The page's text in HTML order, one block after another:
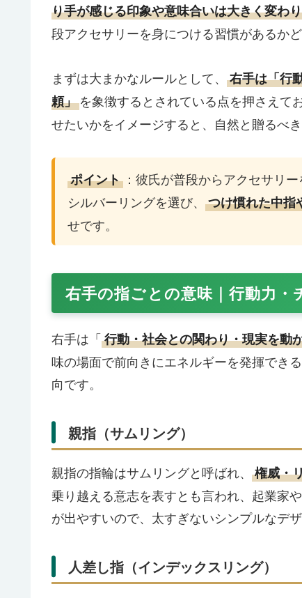
り手が感じる印象や意味合いは大きく変わ
段アクセサリーを身につける習慣があるか
まずは大まかなルールとして、
右手は「行
頼」 を象徴するとされている点を押さえて
せたいかをイメージすると、自然と贈るべき
ポイント ：彼氏が普段からアクセサリ
シルバーリングを選び、
つけ慣れた中指
せです。
右手の指ごとの意味｜行動力・
右手は「行動・社会との関わり・現実を動
味の場面で前向きにエネルギーを発揮でき
向です。
親指（サムリング）
親指の指輪はサムリングと呼ばれ、 権威・
乗り越える意志を表すとも言われ、起業家
が出やすいので、太すぎないシンプルなデ
人差し指（インデックスリング）